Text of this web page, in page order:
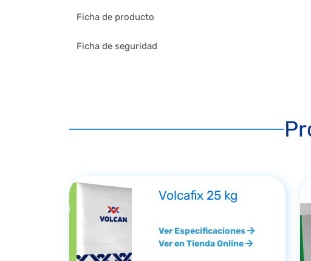
Ficha de producto
Ficha de seguridad
Volcafix 25 kg
Ver Especificaciones
Ver en Tienda Online